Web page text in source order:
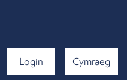
Login Cymraeg